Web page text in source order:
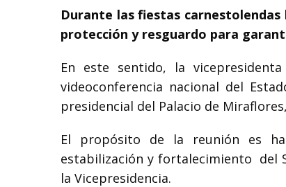
Durante las fiestas
protección y resguardo para
En este sentido, la
videoconferencia nacional del
presidencial del Palacio de
El propósito de la reunión es
estabilización y fortalecimiento del
la Vicepresidencia.